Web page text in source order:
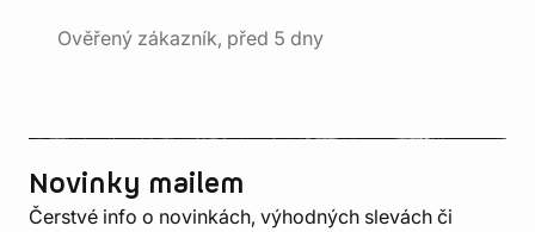
Ověřený zákazník, před 5 dny
Novinky mailem
Čerstvé info o novinkách, výhodných slevách či